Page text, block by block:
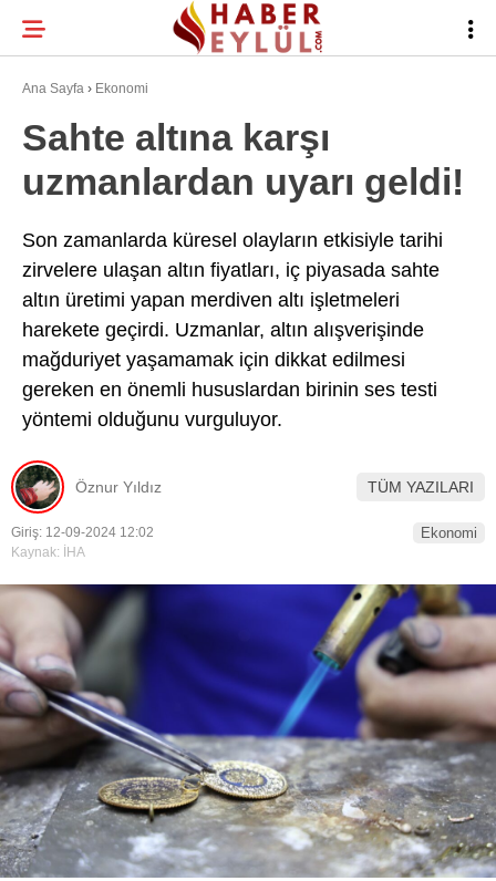
WhatsApp İhbar
Hattı
Facebook
21.9
BURSA HABERLERI
GÜNDEM
TEKNOLOJI
Ana Sayfa › Ekonomi
Sahte altına karşı
uzmanlardan uyarı geldi!
Son zamanlarda küresel olayların etkisiyle tarihi
zirvelere ulaşan altın fiyatları, iç piyasada sahte
altın üretimi yapan merdiven altı işletmeleri
harekete geçirdi. Uzmanlar, altın alışverişinde
mağduriyet yaşamamak için dikkat edilmesi
gereken en önemli hususlardan birinin ses testi
yöntemi olduğunu vurguluyor.
Öznur Yıldız TÜM YAZILARI
Giriş: 12-09-2024 12:02
Kaynak: İHA
Ekonomi